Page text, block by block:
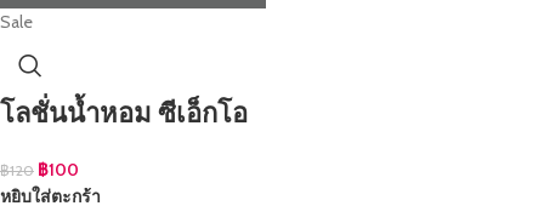
Sale
โลชั่นน้ำหอม ซีเอ็กโอ
฿120 ฿100
หยิบใส่ตะกร้า